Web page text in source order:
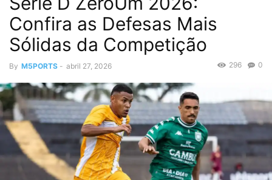
Confira as Defesas Mais
Sólidas da Competição
By M5PORTS - abril 27, 2026 0
296